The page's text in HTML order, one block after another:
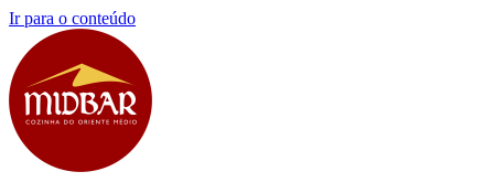
Ir para o conteúdo